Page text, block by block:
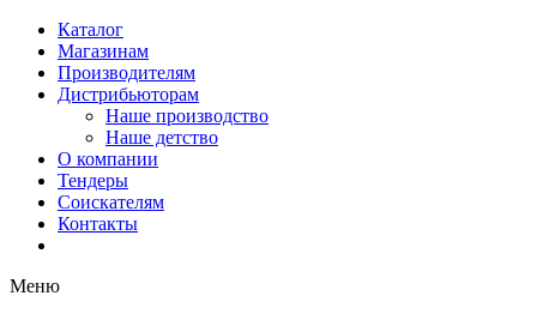
Каталог
Магазинам
Производителям
Дистрибьюторам
Наше производство
Наше детство
О компании
Тендеры
Соискателям
Контакты
Меню